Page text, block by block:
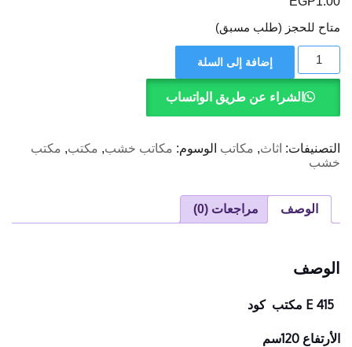
متاح للحجز (طلب مسبق)
كمية
مكتب
إضافة إلى السلة
الشراء عن طريق الواتساب
التصنيفات: اثاث, مكاتب الوسوم: مكاتب خشب, مكتب, مكتب
خشب
الوصف مراجعات (0)
الوصف
الأرتفاع 120سم